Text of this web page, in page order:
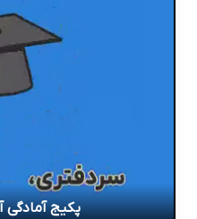
پکیج آمادگی